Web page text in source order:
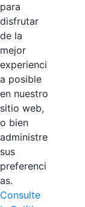
para
disfrutar
de la
mejor
experienci
a posible
en nuestro
sitio web,
o bien
administre
sus
preferenci
as.
Consulte